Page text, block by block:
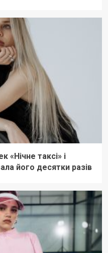
«Нічне таксі» і
його десятки разів